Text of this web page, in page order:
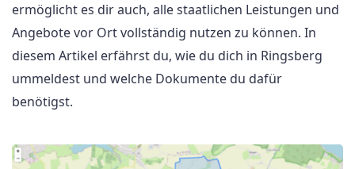
ermöglicht es dir auch, alle staatlichen Leistungen und
Angebote vor Ort vollständig nutzen zu können. In
diesem Artikel erfährst du, wie du dich in Ringsberg
ummeldest und welche Dokumente du dafür
benötigst.